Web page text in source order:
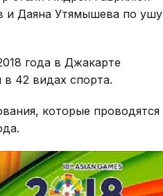
и Даяна Утямышева по ушу
года в Джакарте
42 видах спорта.
которые проводятся